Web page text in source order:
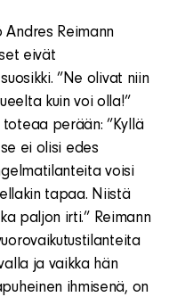
Andres Reimann
eivät
”Ne olivat niin
kuin voi olla!”
perään: ”Kyllä
ei olisi edes
voisi
tapaa. Niistä
paljon irti.” Reimann
ja vaikka hän
ihmisenä, on